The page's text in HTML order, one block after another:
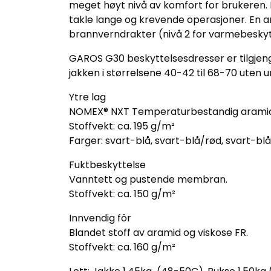
meget høyt nivå av komfort for
takle lange og krevende operasjoner. En
brannverndrakter (nivå 2 for
GAROS G30 beskyttelsesdresser er
jakken i størrelsene 40-42 til 68-70 uten
Ytre lag
NOMEX® NXT Temperaturbestandig
Stoffvekt: ca. 195 g/m²
Farger: svart-blå, svart-blå/rød, svart-
Fuktbeskyttelse
Vanntett og pustende membran.
Stoffvekt: ca. 150 g/m²
Innvendig fôr
Blandet stoff av aramid og viskose FR.
Stoffvekt: ca. 160 g/m²